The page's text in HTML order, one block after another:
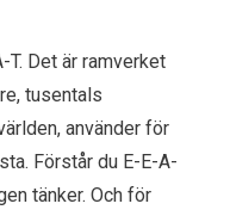
T. Det är ramverket
tusentals
använder för
Förstår du E-E-A-
tänker. Och för